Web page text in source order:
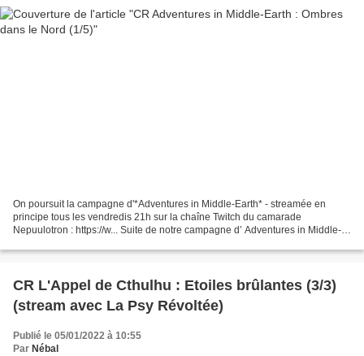
On poursuit la campagne d'*Adventures in Middle-Earth* - streamée en
principe tous les vendredis 21h sur la chaîne Twitch du camarade
Nepuulotron : https://w... Suite de notre campagne d’ Adventures in Middle-
CR L'Appel de Cthulhu : Etoiles brûlantes (3/3)
(stream avec La Psy Révoltée)
Publié le 05/01/2022 à 10:55
Par Nébal